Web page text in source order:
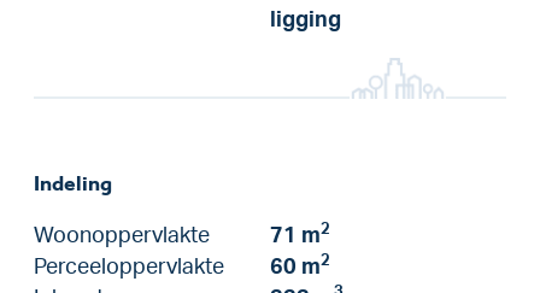
ligging
Indeling
Woonoppervlakte 71 m2
Perceeloppervlakte 60 m2